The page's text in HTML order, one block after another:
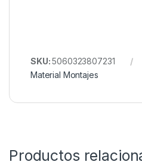
SKU:5060323807231
Material Montajes
Productos